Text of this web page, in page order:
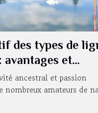
des types de
avantages et
ancestral et passion
nombreux amateurs de